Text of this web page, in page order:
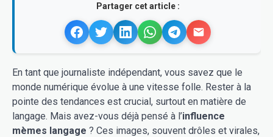
Partager cet article :
En tant que journaliste indépendant, vous savez que le
monde numérique évolue à une vitesse folle. Rester à la
pointe des tendances est crucial, surtout en matière de
langage. Mais avez-vous déjà pensé à l’influence
mèmes langage ? Ces images, souvent drôles et virales,